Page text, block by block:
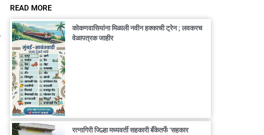
READ MORE
कोकणवासियांना मिळाली नवीन हक्काची ट्रेन ; लवकरच
वेळापत्रक जाहीर
रत्नागिरी जिल्हा मध्यवर्ती सहकारी बँकेतर्फे ‘सहकार